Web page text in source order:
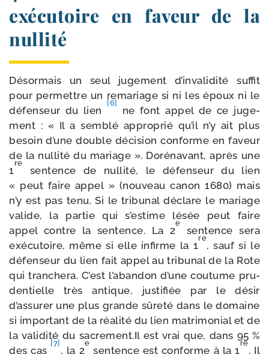
exécutoire en faveur de la
nullité
Désormais un seul juge­ment d’in­va­li­di­té suf­fit
pour per­mettre un rema­riage si ni les époux ni le
défen­seur du lien
[6]
ne font appel de ce juge­
ment : « Il a sem­blé appro­prié qu’il n’y ait plus
besoin d’une double déci­sion conforme en faveur
de la nul­li­té du mariage ». Dorénavant, après une
1
re
sen­tence de nul­li­té, le défen­seur du lien
« peut faire appel » (nou­veau canon 1680) mais
n’y est pas tenu. Si le tri­bu­nal déclare le mariage
valide, la par­tie qui s’estime lésée peut faire
appel contre la sen­tence. La 2
e
sen­tence sera
exé­cu­toire, même si elle infirme la 1
re
, sauf si le
défen­seur du lien fait appel au tri­bu­nal de la Rote
qui tran­che­ra. C’est l’a­ban­don d’une cou­tume pru­
den­tielle très antique, jus­ti­fiée par le désir
d’assurer une plus grande sûre­té dans le domaine
si impor­tant de la réa­li­té du lien matri­mo­nial et de
la vali­di­té du sacre​ment​.Il est vrai que, dans 95 %
des cas
[7]
, la 2
e
sen­tence est conforme à la 1
re
. Il